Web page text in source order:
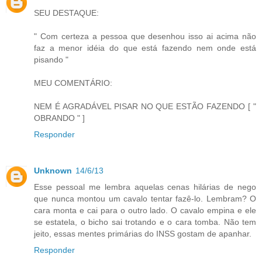
SEU DESTAQUE:
" Com certeza a pessoa que desenhou isso ai acima não
faz a menor idéia do que está fazendo nem onde está
pisando "
MEU COMENTÁRIO:
NEM É AGRADÁVEL PISAR NO QUE ESTÃO FAZENDO [ "
OBRANDO " ]
Responder
Unknown 14/6/13
Esse pessoal me lembra aquelas cenas hilárias de nego
que nunca montou um cavalo tentar fazê-lo. Lembram? O
cara monta e cai para o outro lado. O cavalo empina e ele
se estatela, o bicho sai trotando e o cara tomba. Não tem
jeito, essas mentes primárias do INSS gostam de apanhar.
Responder